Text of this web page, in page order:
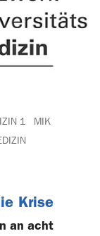
1
MIK
Krise
an acht